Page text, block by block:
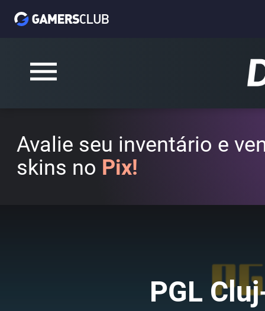
Avalie seu inventário e
skins no Pix!
PGL